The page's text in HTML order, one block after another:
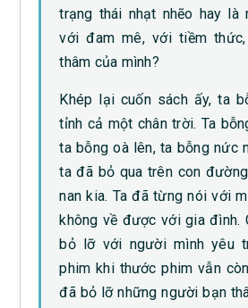
trạng thái nhạt nhẽo hay là
với đam mê, với tiềm
thâm của mình?
Khép lại cuốn sách ấy, ta
tỉnh cả một chân trời. Ta
ta bỗng oà lên, ta bỗng nức
ta đã bỏ qua trên con
nan kia. Ta đã từng nói với
không về được với gia đình.
bỏ lỡ với người mình yêu
phim khi thước phim vẫn
đã bỏ lỡ những người bạn